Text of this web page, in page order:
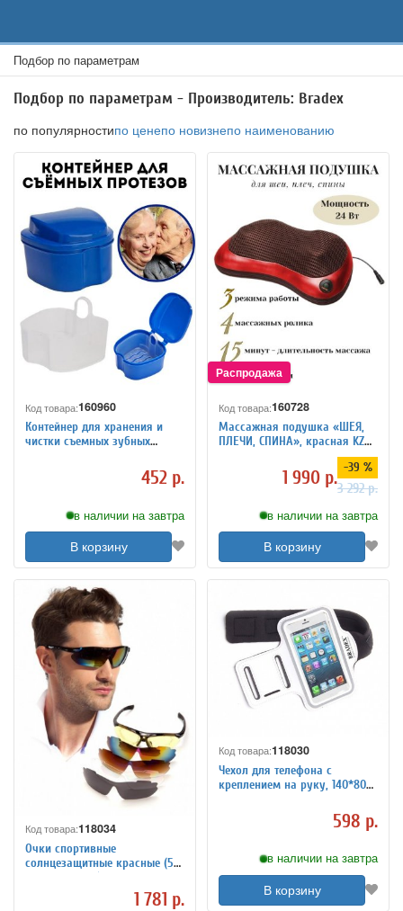
Подбор по параметрам
Подбор по параметрам - Производитель: Bradex
по популярностипо ценепо новизнепо наименованию
Код товара:160960
Контейнер для хранения и
чистки съемных зубных
452 р.
в наличии на завтра
В корзину
Код товара:160728
Массажная подушка «ШЕЯ,
ПЛЕЧИ, СПИНА», красная KZ
1 990 р. -39 %
3 292 р.
в наличии на завтра
В корзину
Код товара:118034
Очки спортивные
солнцезащитные красные (5
сменных линз)
1 781 р.
Код товара:118030
Чехол для телефона с
креплением на руку, 140*80
598 р.
в наличии на завтра
В корзину